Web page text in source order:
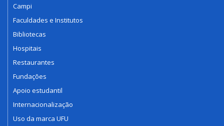
Campi
Faculdades e Institutos
Bibliotecas
Hospitais
Restaurantes
Fundações
Apoio estudantil
Internacionalização
Uso da marca UFU